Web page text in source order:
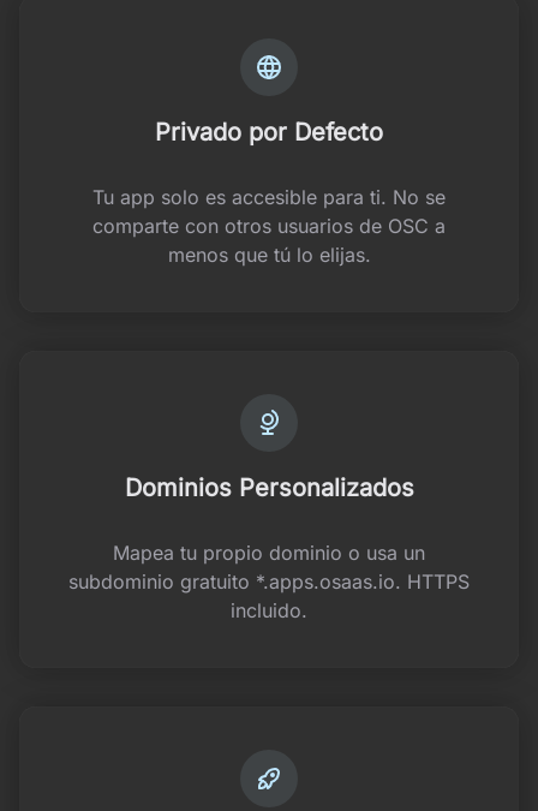
Privado por Defecto
Tu app solo es accesible para ti. No se
comparte con otros usuarios de OSC a
menos que tú lo elijas.
Dominios Personalizados
Mapea tu propio dominio o usa un
subdominio gratuito *.apps.osaas.io. HTTPS
incluido.